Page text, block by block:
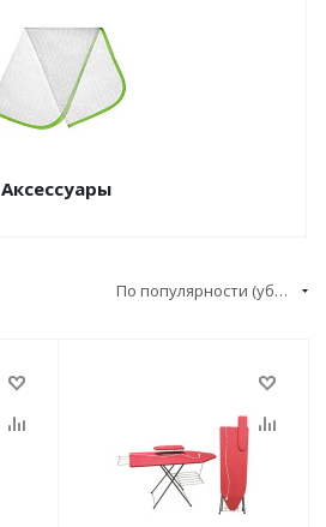
Аксессуары
По популярности (убывание)